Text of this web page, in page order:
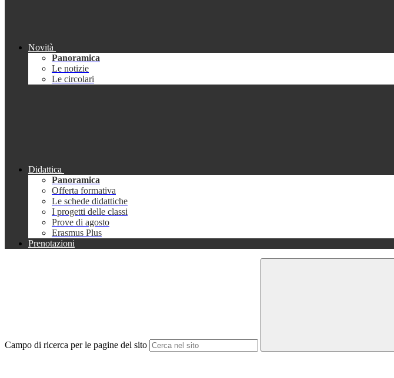
Novità
Panoramica
Le notizie
Le circolari
Didattica
Panoramica
Offerta formativa
Le schede didattiche
I progetti delle classi
Prove di agosto
Erasmus Plus
Prenotazioni
Campo di ricerca per le pagine del sito